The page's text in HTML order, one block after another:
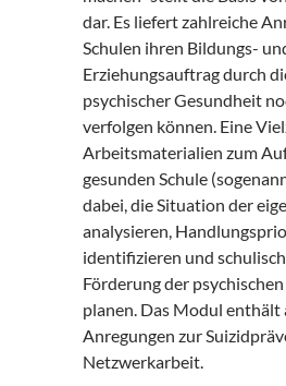
dar. Es liefert zahlreiche
Schulen ihren Bildungs-
Erziehungsauftrag durch
psychischer Gesundheit
verfolgen können. Eine
Arbeitsmaterialien zum
gesunden Schule
dabei, die Situation der
analysieren,
identifizieren und
Förderung der
planen. Das Modul enthält
Anregungen zur
Netzwerkarbeit.